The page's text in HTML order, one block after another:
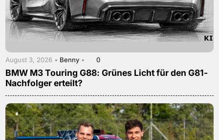
August 3, 2026 • Benny • 0
BMW M3 Touring G88: Grünes Licht für den G81-
Nachfolger erteilt?